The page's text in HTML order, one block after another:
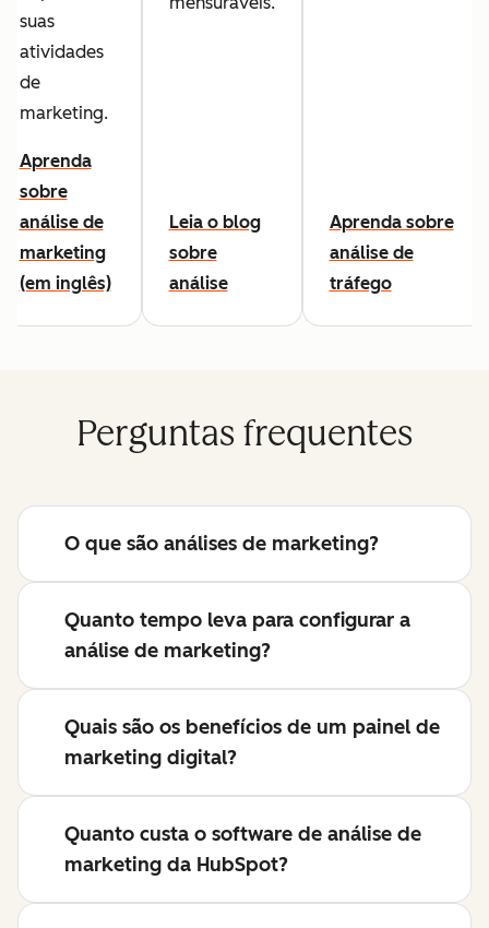
suas
atividades
de
marketing.
Aprenda
sobre
análise de
marketing
(em inglês)
Leia o blog
sobre
análise
Aprenda sobre
análise de
tráfego
Perguntas frequentes
O que são análises de marketing?
Quanto tempo leva para configurar a
análise de marketing?
Quais são os benefícios de um painel de
marketing digital?
Quanto custa o software de análise de
marketing da HubSpot?